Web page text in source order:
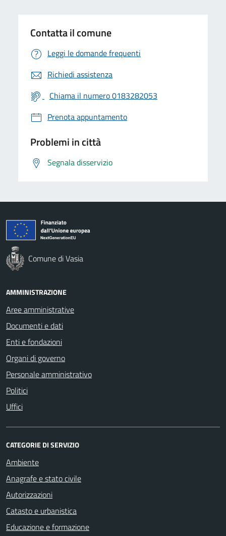
Contatta il comune
Leggi le domande frequenti
Richiedi assistenza
Chiama il numero 0183282053
Prenota appuntamento
Problemi in città
Segnala disservizio
Comune di Vasia
AMMINISTRAZIONE
Aree amministrative
Documenti e dati
Enti e fondazioni
Organi di governo
Personale amministrativo
Politici
Uffici
CATEGORIE DI SERVIZIO
Ambiente
Anagrafe e stato civile
Autorizzazioni
Catasto e urbanistica
Educazione e formazione